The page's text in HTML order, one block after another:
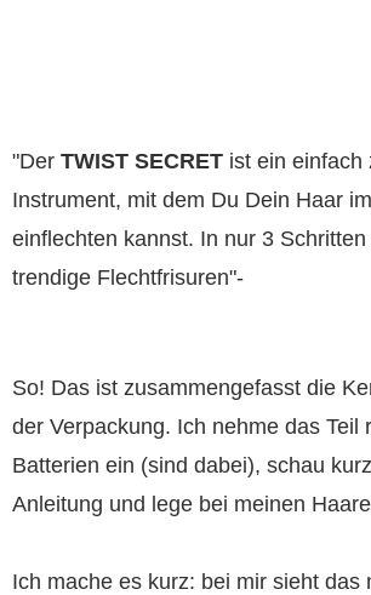
"Der TWIST SECRET ist ein einfach
Instrument, mit dem Du Dein Haar
einflechten kannst. In nur 3
trendige Flechtfrisuren"-
So! Das ist zusammengefasst die
der Verpackung. Ich nehme das Teil
Batterien ein (sind dabei), schau
Anleitung und lege bei meinen
Ich mache es kurz: bei mir sieht das